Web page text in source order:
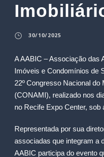
30/10/2025
A AABIC – Associação das
Imóveis e Condomínios de
22º Congresso Nacional do
(CONAMI), realizado nos
no Recife Expo Center,
Representada por sua
associadas que integram a
AABIC participa do evento